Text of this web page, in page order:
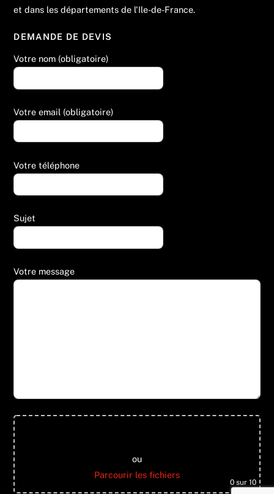
et dans les départements de l'Ile-de-France.
DEMANDE DE DEVIS
Votre nom (obligatoire)
Votre email (obligatoire)
Votre téléphone
Sujet
Votre message
ou
Parcourir les fichiers
0sur 10